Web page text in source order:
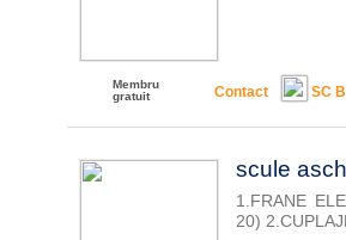
Membru
gratuit
Contact SC
scule
1.FRANE
20)